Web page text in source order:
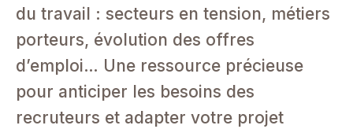
du travail : secteurs en tension, métiers
porteurs, évolution des offres
d’emploi… Une ressource précieuse
pour anticiper les besoins des
recruteurs et adapter votre projet